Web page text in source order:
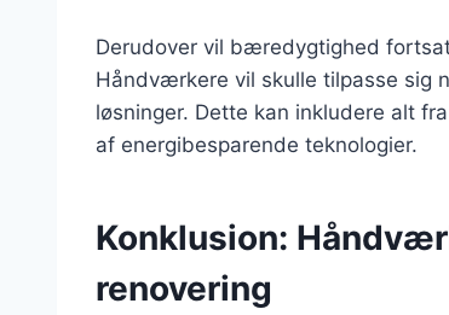
Derudover vil bæredygtighed
Håndværkere vil skulle tilpasse sig
løsninger. Dette kan inkludere alt
af energibesparende teknologier.
Konklusion:
renovering